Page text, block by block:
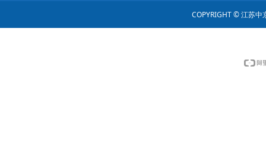
COPYRIGHT © 江苏中